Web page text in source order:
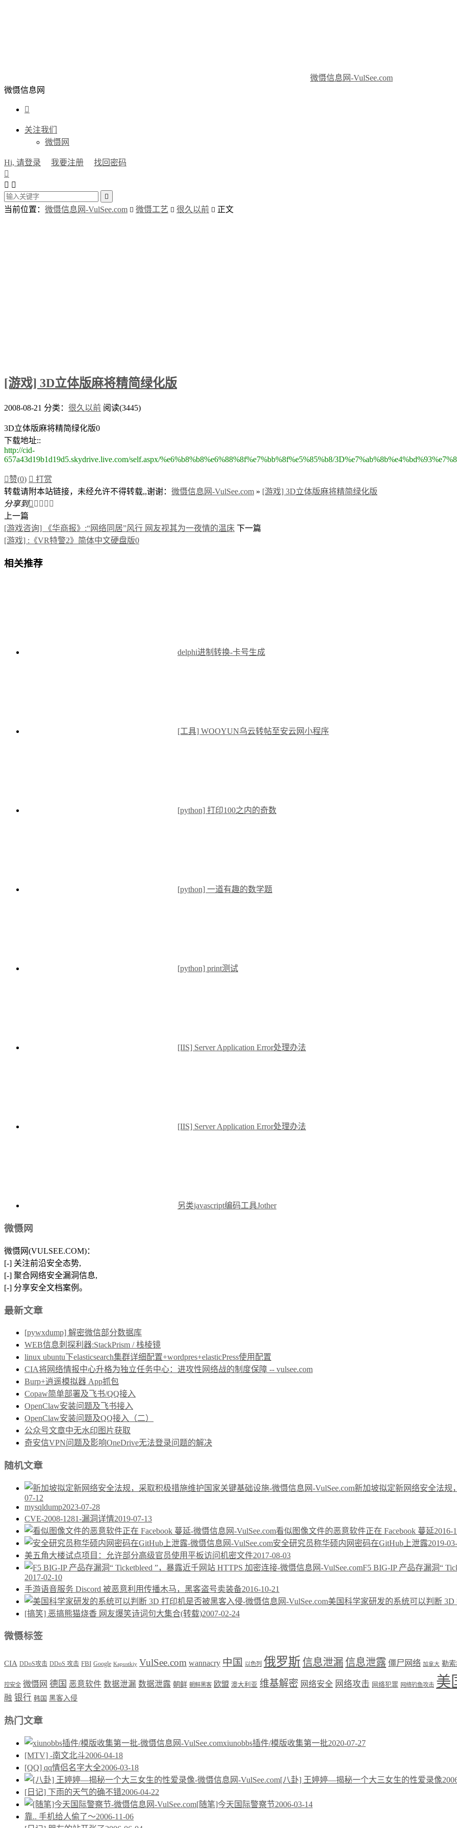
微慑信息网-VulSee.com
微慑信息网

关注我们
微慑网
Hi, 请登录 我要注册
找回密码

 

当前位置： 微慑信息网-VulSee.com  微慑工艺  很久以前  正文
[游戏] 3D立体版麻将精简绿化版
2008-08-21 分类： 很久以前 阅读(3445)
3D立体版麻将精简绿化版0
下载地址::
http://cid-
657a43d19b1d19d5.skydrive.live.com/self.aspx/%e6%b8%b8%e6%88%8f%e7%bb%8f%e5%85%b8/
赞(0)  打赏
转载请附本站链接，未经允许不得转载,,谢谢： 微慑信息网-VulSee.com » [游戏] 3D立体版麻将精简绿化版
分享到    
上一篇
[游戏咨询] 《华商报》:“网络同居”风行 网友视其为一夜情的温床 下一篇
[游戏] :《VR特警2》简体中文硬盘版0
相关推荐
delphi进制转换-卡号生成
[工具] WOOYUN乌云转帖至安云网小程序
[python] 打印100之内的奇数
[python] 一道有趣的数学题
[python] print测试
[IIS] Server Application Error处理办法
[IIS] Server Application Error处理办法
另类javascript编码工具Jother
微慑网
微慑网(VULSEE.COM)：
[-] 关注前沿安全态势,
[-] 聚合网络安全漏洞信息,
[-] 分享安全文档案例。
最新文章
[pywxdump] 解密微信部分数据库
WEB信息刺探利器:StackPrism / 栈棱镜
linux ubuntu下elasticsearch集群详细配置+wordpres+elasticPress使用配置
CIA将网络情报中心升格为独立任务中心：进攻性网络战的制度保障 -- vulsee.com
Burp+逍遥模拟器 App抓包
Copaw简单部署及飞书/QQ接入
OpenClaw安装问题及飞书接入
OpenClaw安装问题及QQ接入（二）
公众号文章中无水印图片获取
奇安信VPN问题及影响OneDrive无法登录问题的解决
随机文章
新加坡拟定新网络安全法规
07-12
mysqldump2023-07-28
CVE-2008-1281-漏洞详情2019-07-13
看似图像文件的恶意软件正在 Facebook 蔓延2016-
安全研究员称华硕内网密码在GitHub上泄露2019-
美五角大楼试点项目：允许部分高级官员使用平板访问机密文件2017-08-03
F5 BIG-IP 产品存漏洞“
2017-02-10
手游语音服务 Discord 被恶意利用传播木马，黑客盗号卖装备2016-10-21
美国科学家研发的系统可以判断
[搞笑] 恶搞熊猫烧香 网友爆笑诗词句大集合(转载)2007-02-24
微慑标签
CIA DDoS攻击 DDoS 攻击 FBI Google Kapustkiy VulSee.com wannacry 中国 以色列 俄罗斯信息泄漏信息泄露 僵尸网络 加拿大 勒
控安全 微慑网 德国 恶意软件 数据泄漏 数据泄露 朝鲜 朝鲜黑客 欧盟 澳大利亚 维基解密 网络安全 网络攻击 网络犯罪 网络钓鱼攻击 美
融 银行 韩国 黑客入侵
热门文章
xiunobbs插件/模版收集第一批2020-07-27
[MTV] -南文北斗2006-04-18
[QQ] qq情侣名字大全2006-03-18
[八卦] 王婷婷—揭秘一个大三女生的性爱录像
[日记] 下雨的天气的确不错2006-04-22
[随笔]今天国际警察节2006-03-14
靠.. 手机给人偷了～2006-11-06